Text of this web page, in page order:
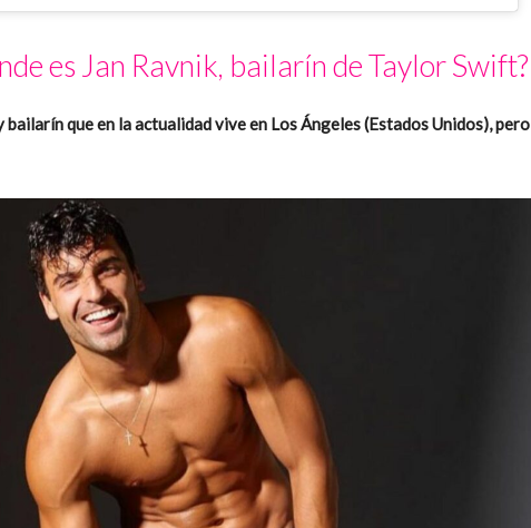
es Jan Ravnik, bailarín de Taylor Swift?
que en la actualidad vive en Los Ángeles (Estados Unidos), pero